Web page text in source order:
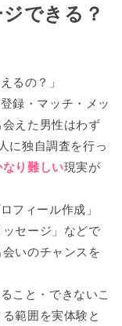
できる？
るの？」
録・マッチ・メッ
えた男性はわず
に独自調査を行っ
り難しい現実が
フィール作成」
ッセージ」などで
いのチャンスを
こと・できないこ
範囲を実体験と